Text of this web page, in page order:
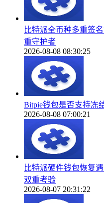
比特派全币种多重签
重守护者
2026-08-08 08:30:25
Bitpie钱包是否支持冻
2026-08-08 07:00:21
比特派硬件钱包恢复
双重考验
2026-08-07 20:31:22